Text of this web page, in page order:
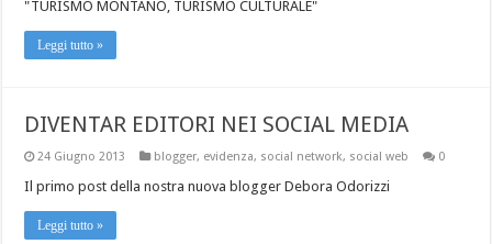
"TURISMO MONTANO, TURISMO CULTURALE"
Leggi tutto »
DIVENTAR EDITORI NEI SOCIAL MEDIA
24 Giugno 2013 blogger, evidenza, social network, social web 0
Il primo post della nostra nuova blogger Debora Odorizzi
Leggi tutto »